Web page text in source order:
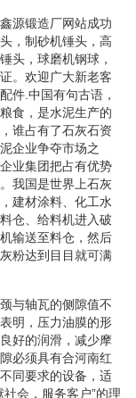
源锻造厂网站成功
，制砂机锤头，高
头，球磨机钢球，
。欢迎广大新老客
件.中国有句古语，
食，是水泥生产的
谁占有了石灰石资
企业争夺市场之
业集团把占有优势
我国是世界上石灰
建材涂料、化工水
仓、给料机进入破
输送至料仓，然后
粉达到目目就可满
与轴瓦的侧隙值不
明，压力油膜的形
好的润滑，减少摩
必须具有合河南红
同要求的设备，适
会，服务客户”的理